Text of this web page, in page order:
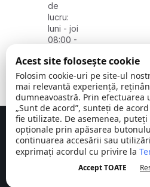
de
lucru:
luni - joi
08:00 -
vineri
08:00 -
14:00
Concept realizat deBig Media
Acest site folosește cookie
Folosim cookie-uri pe site-ul
mai relevantă experiență,
dumneavoastră. Prin efectuarea
„Sunt de acord”, sunteți de
fie utilizate. De asemenea,
opționale prin apăsarea
continuarea accesării sau
exprimați acordul cu privire la
Accept TOATE